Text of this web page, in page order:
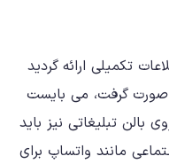
تکمیلی ارائه گردید
گرفت، می بایست
بالن تبلیغاتی نیز باید
مانند واتساپ برای